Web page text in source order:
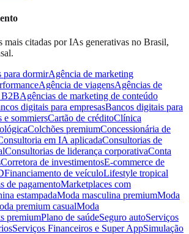
mais citadas por IAs generativas no Brasil,
para dormirAgência de marketing
Agência de viagensAgências de
B2BAgências de marketing de conteúdo
digitais para empresasBancos digitais para
e sommiersCartão de créditoClínica
Colchões premiumConcessionária de
em IA aplicadaConsultorias de
Consultorias de liderança corporativaConta
Corretora de investimentosE-commerce de
Financiamento de veículoLifestyle tropical
de pagamentoMarketplaces com
estampadaModa masculina premiumModa
premium casualModa
premiumPlano de saúdeSeguro autoServiços
Serviços Financeiros e Super AppSimulação